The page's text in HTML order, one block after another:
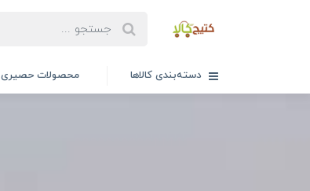
دسته‌بندی کالاها محصولات حصیری